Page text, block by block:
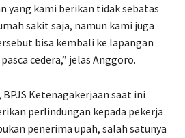
yang kami berikan tidak sebatas
sakit saja, namun kami juga
bisa kembali ke lapangan
cedera,” jelas Anggoro.
Ketenagakerjaan saat ini
perlindungan kepada pekerja
penerima upah, salah satunya